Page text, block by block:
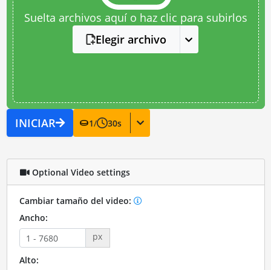
Suelta archivos aquí o haz clic para subirlos
Elegir archivo
INICIAR 1/ 30s
Optional Video settings
Cambiar tamaño del video:
Ancho:
px
Alto: